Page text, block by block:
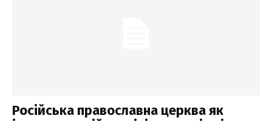
Російська православна церква як